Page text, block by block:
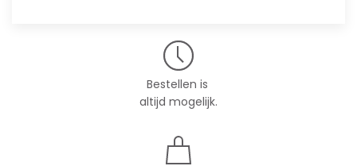
Bestellen is
altijd mogelijk.